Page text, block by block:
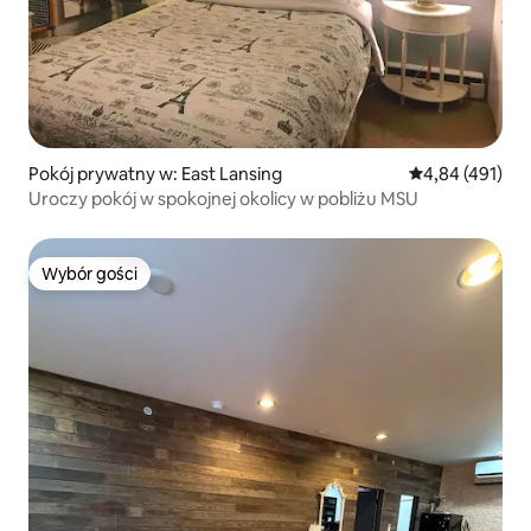
Pokój prywatny w: East Lansing Średnia
4,84 (491)
Uroczy pokój w spokojnej okolicy w pobliżu MSU
Wybór gości
Wybór gości